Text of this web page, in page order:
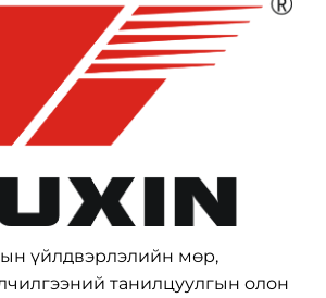
үйлдвэрлэлийн мөр,
танилцуулгын олон